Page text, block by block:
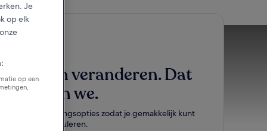
Plannen veranderen. Dat
snappen we.
Flexibele boekingsopties zodat je gemakkelijk kunt
wijzigen of annuleren.
Je
op elk
op een